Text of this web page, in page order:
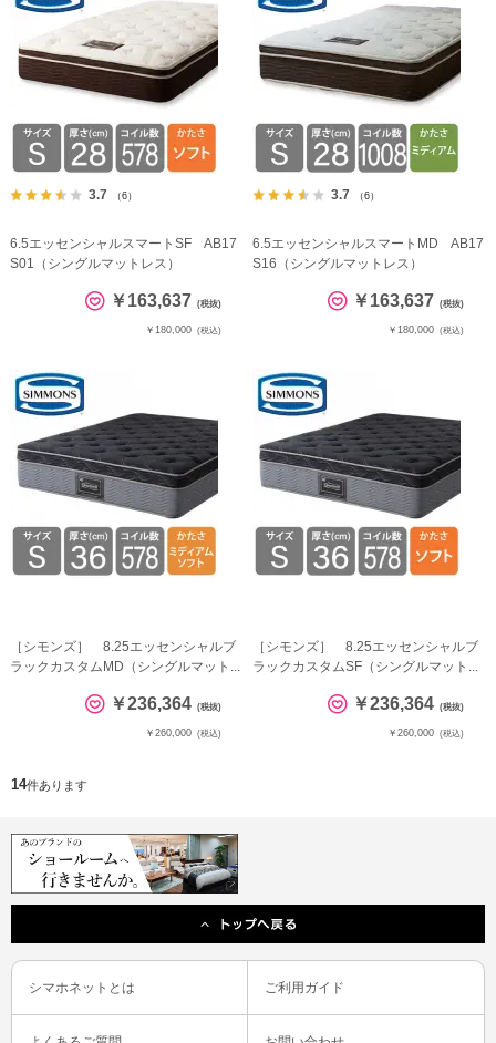
3.7 （6）
6.5エッセンシャルスマートSF AB17
S01（シングルマットレス）
￥163,637 (税抜)
￥180,000 (税込)
3.7 （6）
6.5エッセンシャルスマートMD AB17
S16（シングルマットレス）
￥163,637 (税抜)
￥180,000 (税込)
［シモンズ］ 8.25エッセンシャルブ
ラックカスタムMD（シングルマット...
￥236,364 (税抜)
￥260,000 (税込)
［シモンズ］ 8.25エッセンシャルブ
ラックカスタムSF（シングルマット...
￥236,364 (税抜)
￥260,000 (税込)
14件あります
シマホネットとは ご利用ガイド